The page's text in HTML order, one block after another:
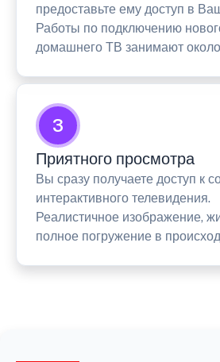
предоставьте ему доступ в
Работы по подключению
домашнего ТВ занимают
3
Приятного просмотра
Вы сразу получаете доступ к
интерактивного телевидения.
Реалистичное изображение,
полное погружение в